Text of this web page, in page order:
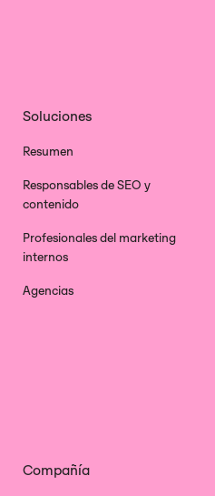
Soluciones
Resumen
Responsables de SEO y
contenido
Profesionales del marketing
internos
Agencias
Compañía